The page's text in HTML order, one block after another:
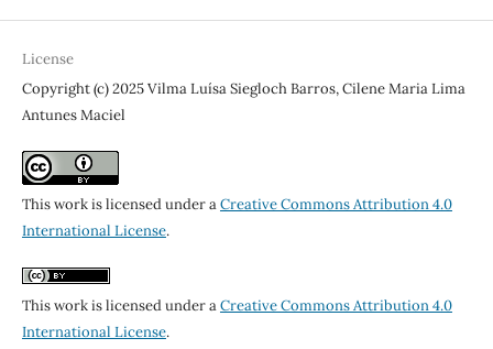
License
Copyright (c) 2025 Vilma Luísa Siegloch Barros, Cilene Maria Lima
Antunes Maciel
This work is licensed under aCreative Commons Attribution 4.0
International License.
This work is licensed under aCreative Commons Attribution 4.0
International License.